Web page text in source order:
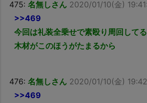
475: 名無しさん 2020/01/10(金)
>>469
今回は礼装全乗せで素殴り周回して
木材がこのほうがたまるから
476: 名無しさん 2020/01/10(金)
>>469